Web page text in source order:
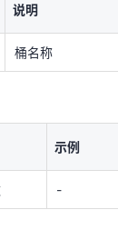
桶名称
说明
桶名称
示例
-